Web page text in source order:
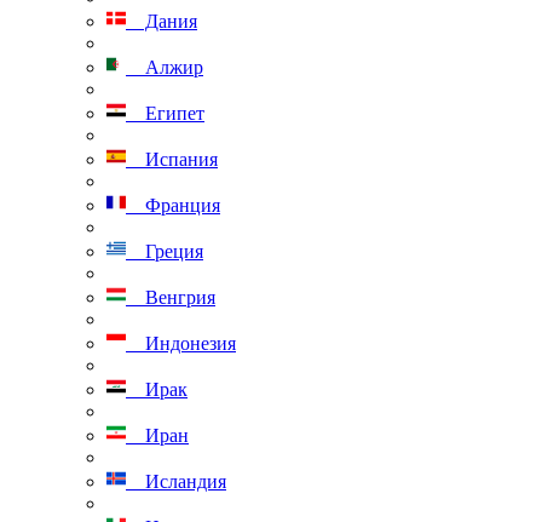
Дания
Алжир
Египет
Испания
Франция
Греция
Венгрия
Индонезия
Ирак
Иран
Исландия